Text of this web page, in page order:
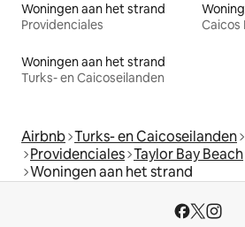
Woningen aan het strand
Providenciales
Caicos
Woningen aan het strand
Turks- en Caicoseilanden
Airbnb Turks- en Caicoseilanden
Providenciales Taylor Bay Beach
Woningen aan het strand